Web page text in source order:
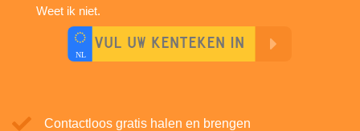
Weet ik niet.
Contactloos gratis halen en brengen